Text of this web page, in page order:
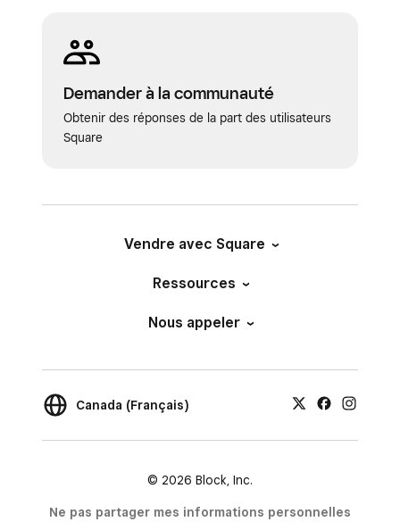
Demander à la communauté
Obtenir des réponses de la part des utilisateurs
Square
Vendre avec Square
Ressources
Nous appeler
Canada (Français)
© 2026 Block, Inc.
Ne pas partager mes informations personnelles